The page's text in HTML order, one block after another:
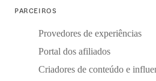
PARCEIROS
Provedores de experiências
Portal dos afiliados
Criadores de conteúdo e